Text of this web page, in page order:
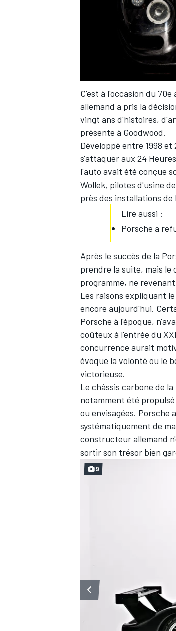
AUTRES CHAMPIONNATS
C'est à l'occasion du
allemand a pris la
vingt ans d'histoires,
présente à Goodwood.
Développé entre 1998
s'attaquer aux 24
l'auto avait été conçue
Wollek, pilotes d'usine
près des installations
Lire aussi :
Porsche a
Après le succès de la
prendre la suite, mais
programme, ne
Les raisons expliquant
encore aujourd'hui.
Porsche à l'époque,
coûteux à l'entrée du
concurrence aurait
évoque la volonté ou le
victorieuse.
Le châssis carbone de
notamment été
ou envisagées.
systématiquement de
constructeur allemand
sortir son trésor bien
9